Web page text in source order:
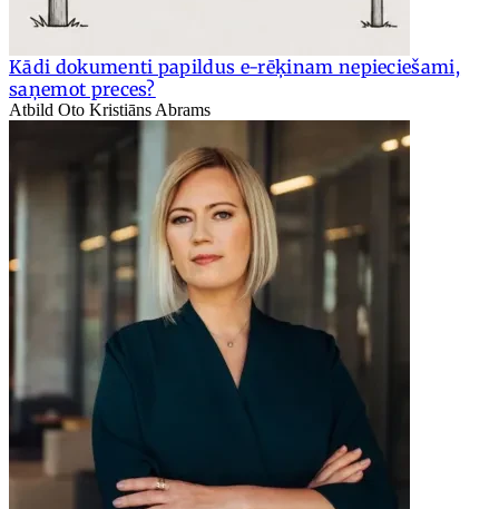
Kādi dokumenti papildus e-rēķinam nepieciešami,
saņemot preces?
Atbild Oto Kristiāns Abrams